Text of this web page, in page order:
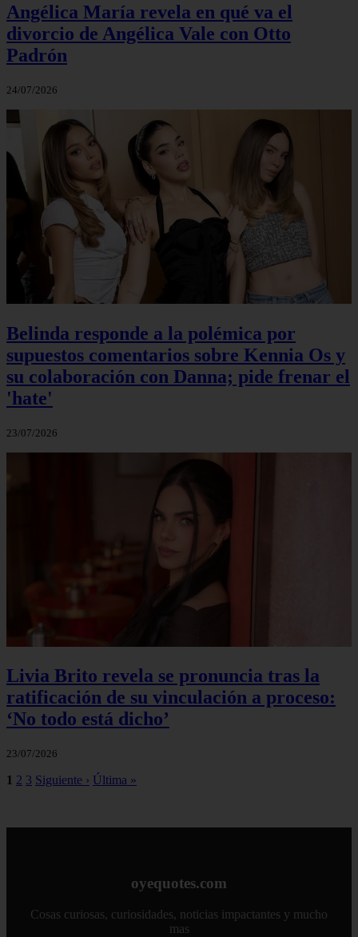
Angélica María revela en qué va el
divorcio de Angélica Vale con Otto
Padrón
24/07/2026
Belinda responde a la polémica por
supuestos comentarios sobre Kennia Os y
su colaboración con Danna; pide frenar el
'hate'
23/07/2026
Livia Brito revela se pronuncia tras la
ratificación de su vinculación a proceso:
‘No todo está dicho’
23/07/2026
1 2 3 Siguiente › Última »
oyequotes.com
Cosas curiosas, curiosidades, noticias impactantes y mucho
mas